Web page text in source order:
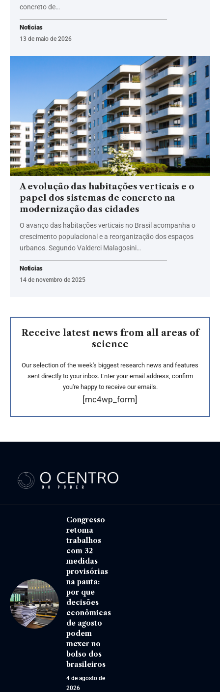
concreto de…
Noticias
13 de maio de 2026
A evolução das habitações verticais e o
papel dos sistemas de concreto na
modernização das cidades
O avanço das habitações verticais no Brasil acompanha o
crescimento populacional e a reorganização dos espaços
urbanos. Segundo Valderci Malagosini…
Noticias
14 de novembro de 2025
Receive latest news from all areas of
science
Our selection of the week's biggest research news and features
sent directly to your inbox. Enter your email address, confirm
you're happy to receive our emails.
[mc4wp_form]
Congresso
retoma
trabalhos
com 32
medidas
provisórias
na pauta:
por que
decisões
econômicas
de agosto
podem
mexer no
bolso dos
brasileiros
4 de agosto de
2026